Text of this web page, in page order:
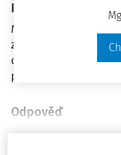
Plné znění otázky
Máme firmu A a firmu
zaměstnance a
oprávnění jako
podmínky pro
Odpověď